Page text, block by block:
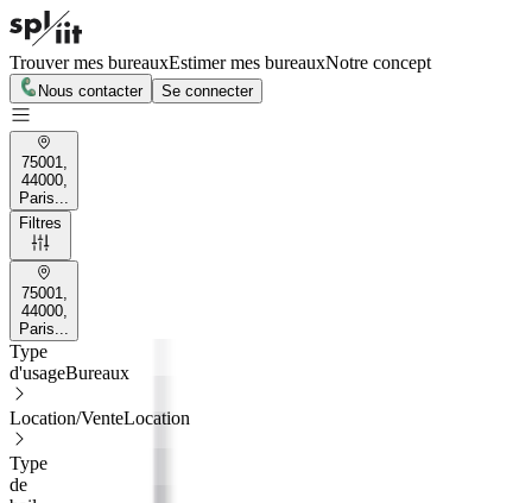
Trouver mes bureauxEstimer mes bureauxNotre concept
Nous contacter Se connecter
75001,
44000,
Paris...
Filtres
75001,
44000,
Paris...
Type
d'usageBureaux
Location/VenteLocation
Type
de